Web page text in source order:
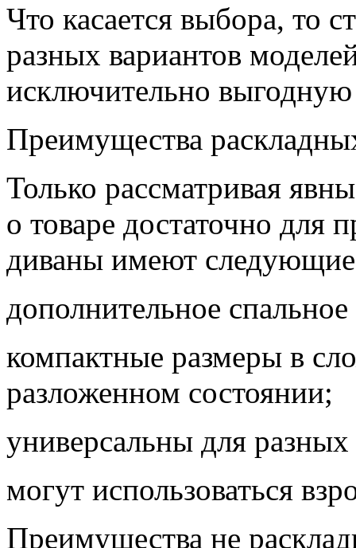
Что касается выбора, то
разных вариантов
исключительно
Преимущества
Только рассматривая
о товаре достаточно для
диваны имеют
дополнительное
компактные размеры в
разложенном состоянии;
универсальны для
могут использоваться
Преимущества не